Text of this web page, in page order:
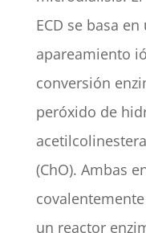
ECD se basa
apareamiento
conversión
peróxido de
(ChO). Ambas
un reactor